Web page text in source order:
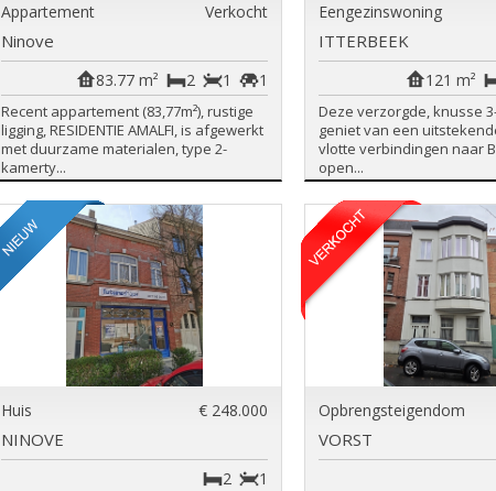
Appartement Verkocht
Ninove
1
1
2
83.77 m²
Recent appartement (83,77m²), rustige
ligging, RESIDENTIE AMALFI, is afgewerkt
met duurzame materialen, type 2-
kamerty...
Eengezinswoning
ITTERBEEK
121 m²
Deze verzorgde, knusse
geniet van een
vlotte verbindingen naar
open...
Huis € 248.000
NINOVE
1
2
Opbrengsteigendom
VORST